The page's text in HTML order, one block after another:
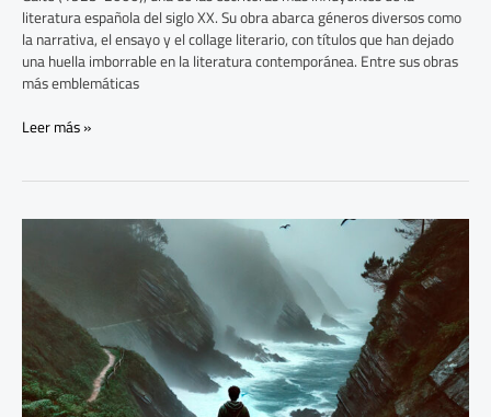
literatura española del siglo XX. Su obra abarca géneros diversos como
la narrativa, el ensayo y el collage literario, con títulos que han dejado
una huella imborrable en la literatura contemporánea. Entre sus obras
más emblemáticas
Leer más »
Análisis
la
tormenta
pase”
de
Manel
Loureiro: